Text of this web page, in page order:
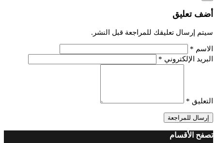
أضف تعليق
سيتم إرسال تعليقك للمراجعة قبل النشر.
الاسم *
البريد الإلكتروني *
التعليق *
إرسال للمراجعة
تصفح الأقسام